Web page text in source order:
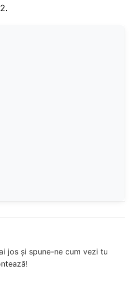
jos și spune-ne cum vezi tu